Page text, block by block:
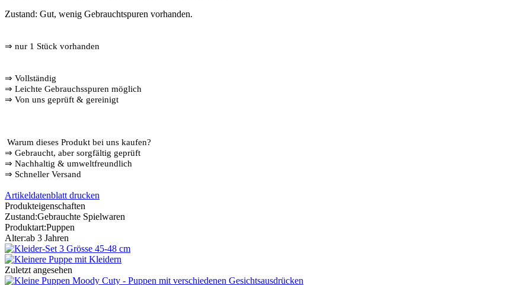
Zustand: Gut, wenig Gebrauchtspuren vorhanden.
⇒ nur 1 Stück vorhanden
⇒ Vollständig
⇒ ️ Leichte Gebrauchsspuren möglich
⇒ Von uns geprüft & gereinigt
Warum dieses Produkt bei uns kaufen?
⇒ ️ Gebraucht, aber sorgfältig geprüft
⇒ ️ Nachhaltig & umweltfreundlich
⇒ ️ Schneller Versand
Artikeldatenblatt drucken
Produkteigenschaften
Zustand:Gebrauchte Spielwaren
Produktart:Puppen
Alter:ab 3 Jahren
Zuletzt angesehen